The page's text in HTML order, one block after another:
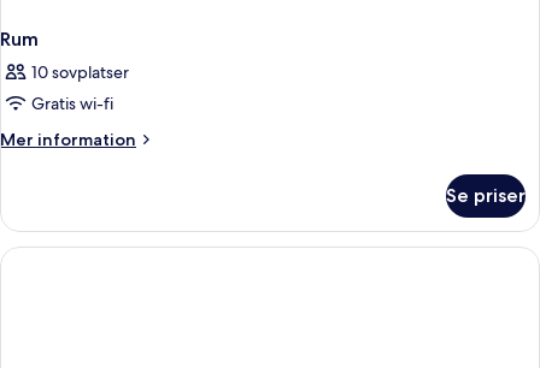
Rum
10 sovplatser
Gratis wi-fi
Mer information
Mer
Se priser